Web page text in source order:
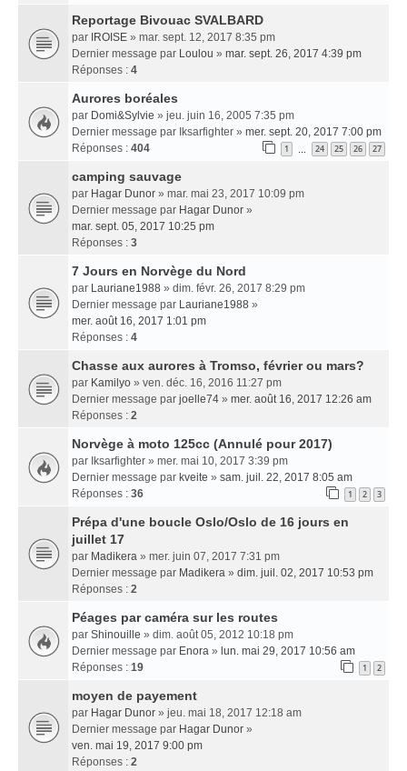
Reportage Bivouac SVALBARD
par IROISE » mar. sept. 12, 2017 8:35 pm
Dernier message par Loulou » mar. sept. 26, 2017 4:39 pm
Réponses : 4
Aurores boréales
par Domi&Sylvie » jeu. juin 16, 2005 7:35 pm
Dernier message par Iksarfighter » mer. sept. 20, 2017 7:00 pm
Réponses : 404 1 … 24 25 26 27
camping sauvage
par Hagar Dunor » mar. mai 23, 2017 10:09 pm
Dernier message par Hagar Dunor »
mar. sept. 05, 2017 10:25 pm
Réponses : 3
7 Jours en Norvège du Nord
par Lauriane1988 » dim. févr. 26, 2017 8:29 pm
Dernier message par Lauriane1988 »
mer. août 16, 2017 1:01 pm
Réponses : 4
Chasse aux aurores à Tromso, février ou mars?
par Kamilyo » ven. déc. 16, 2016 11:27 pm
Dernier message par joelle74 » mer. août 16, 2017 12:26 am
Réponses : 2
Norvège à moto 125cc (Annulé pour 2017)
par Iksarfighter » mer. mai 10, 2017 3:39 pm
Dernier message par kveite » sam. juil. 22, 2017 8:05 am
Réponses : 36 1 2 3
Prépa d'une boucle Oslo/Oslo de 16 jours en
juillet 17
par Madikera » mer. juin 07, 2017 7:31 pm
Dernier message par Madikera » dim. juil. 02, 2017 10:53 pm
Réponses : 2
Péages par caméra sur les routes
par Shinouille » dim. août 05, 2012 10:18 pm
Dernier message par Enora » lun. mai 29, 2017 10:56 am
Réponses : 19 1 2
moyen de payement
par Hagar Dunor » jeu. mai 18, 2017 12:18 am
Dernier message par Hagar Dunor »
ven. mai 19, 2017 9:00 pm
Réponses : 2